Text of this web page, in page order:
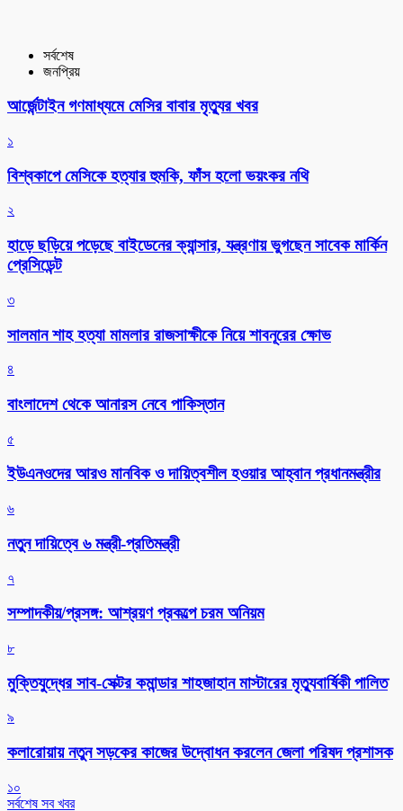
সর্বশেষ
জনপ্রিয়
আর্জেন্টাইন গণমাধ্যমে মেসির বাবার মৃত্যুর খবর
১
বিশ্বকাপে মেসিকে হত্যার হুমকি, ফাঁস হলো ভয়ংকর নথি
২
হাড়ে ছড়িয়ে পড়েছে বাইডেনের ক্যান্সার, যন্ত্রণায় ভুগছেন সাবেক মার্কিন
প্রেসিডেন্ট
৩
সালমান শাহ হত্যা মামলার রাজসাক্ষীকে নিয়ে শাবনূরের ক্ষোভ
৪
বাংলাদেশ থেকে আনারস নেবে পাকিস্তান
৫
ইউএনওদের আরও মানবিক ও দায়িত্বশীল হওয়ার আহ্বান প্রধানমন্ত্রীর
৬
নতুন দায়িত্বে ৬ মন্ত্রী-প্রতিমন্ত্রী
৭
সম্পাদকীয়/প্রসঙ্গ: আশ্রয়ণ প্রকল্পে চরম অনিয়ম
৮
মুক্তিযুদ্ধের সাব-সেক্টর কমান্ডার শাহজাহান মাস্টারের মৃত্যুবার্ষিকী পালিত
৯
কলারোয়ায় নতুন সড়কের কাজের উদ্বোধন করলেন জেলা পরিষদ প্রশাসক
১০
সর্বশেষ সব খবর